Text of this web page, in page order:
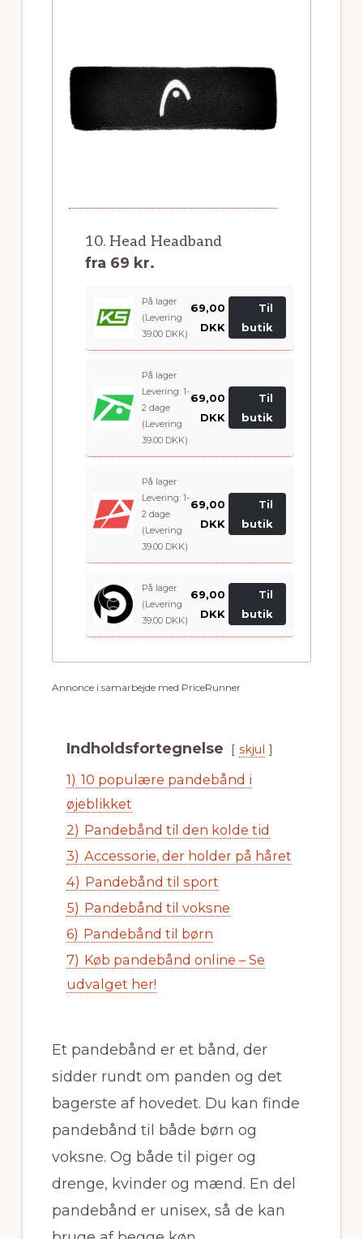
10. Head Headband
fra 69 kr.
På lager
(Levering
39.00 DKK)
69,00
DKK
Til
butik
På lager
Levering: 1-
2 dage
(Levering
39.00 DKK)
69,00
DKK
Til
butik
På lager
Levering: 1-
2 dage
(Levering
39.00 DKK)
69,00
DKK
Til
butik
På lager
(Levering
39.00 DKK)
69,00
DKK
Til
butik
Annonce i samarbejde med PriceRunner
Indholdsfortegnelse skjul
1) 10 populære pandebånd i
øjeblikket
2) Pandebånd til den kolde tid
3) Accessorie, der holder på håret
4) Pandebånd til sport
5) Pandebånd til voksne
6) Pandebånd til børn
7) Køb pandebånd online – Se
udvalget her!
Et pandebånd er et bånd, der
sidder rundt om panden og det
bagerste af hovedet. Du kan finde
pandebånd til både børn og
voksne. Og både til piger og
drenge, kvinder og mænd. En del
pandebånd er unisex, så de kan